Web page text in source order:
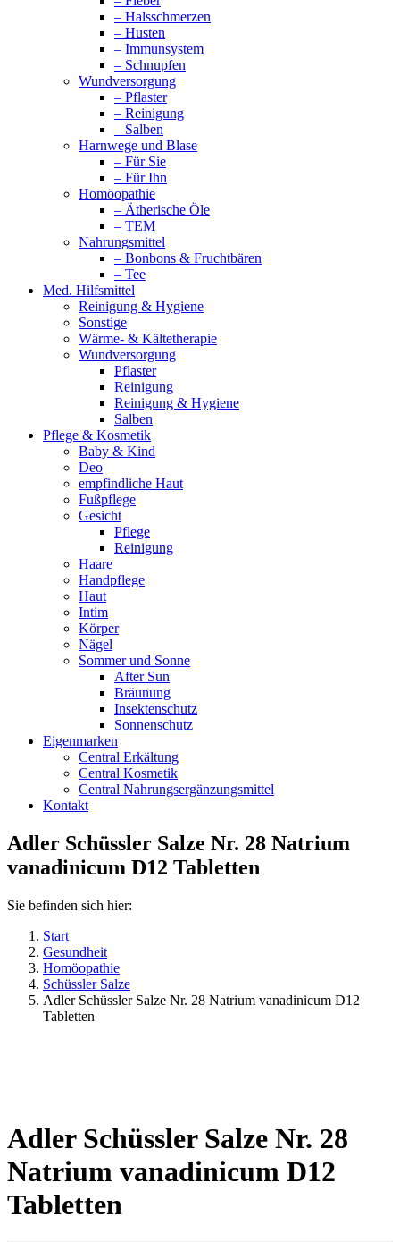
– Halsschmerzen
– Husten
– Immunsystem
– Schnupfen
Wundversorgung
– Pflaster
– Reinigung
– Salben
Harnwege und Blase
– Für Sie
– Für Ihn
Homöopathie
– Ätherische Öle
– TEM
Nahrungsmittel
– Bonbons & Fruchtbären
– Tee
Med. Hilfsmittel
Reinigung & Hygiene
Sonstige
Wärme- & Kältetherapie
Wundversorgung
Pflaster
Reinigung
Reinigung & Hygiene
Salben
Pflege & Kosmetik
Baby & Kind
Deo
empfindliche Haut
Fußpflege
Gesicht
Pflege
Reinigung
Haare
Handpflege
Haut
Intim
Körper
Nägel
Sommer und Sonne
After Sun
Bräunung
Insektenschutz
Sonnenschutz
Eigenmarken
Central Erkältung
Central Kosmetik
Central Nahrungsergänzungsmittel
Kontakt
Adler Schüssler Salze Nr. 28 Natrium
vanadinicum D12 Tabletten
Sie befinden sich hier:
Start
Gesundheit
Homöopathie
Schüssler Salze
Adler Schüssler Salze Nr. 28 Natrium vanadinicum D12
Tabletten
Adler Schüssler Salze Nr. 28
Natrium vanadinicum D12
Tabletten